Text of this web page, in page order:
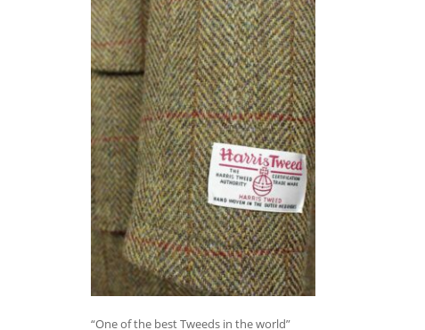
“One of the best Tweeds in the world”